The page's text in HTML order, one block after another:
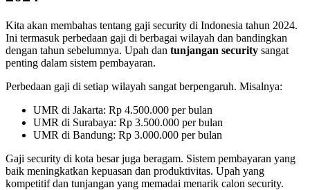
Kita akan membahas tentang gaji security di Indonesia tahun 2024.
Ini termasuk perbedaan gaji di berbagai wilayah dan bandingkan
dengan tahun sebelumnya. Upah dan tunjangan security sangat
penting dalam sistem pembayaran.
Perbedaan gaji di setiap wilayah sangat berpengaruh. Misalnya:
UMR di Jakarta: Rp 4.500.000 per bulan
UMR di Surabaya: Rp 3.500.000 per bulan
UMR di Bandung: Rp 3.000.000 per bulan
Gaji security di kota besar juga beragam. Sistem pembayaran yang
baik meningkatkan kepuasan dan produktivitas. Upah yang
kompetitif dan tunjangan yang memadai menarik calon security.